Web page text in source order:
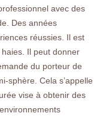
avec des
Des années
réussies. Il est
Il peut donner
du porteur de
sphère. Cela s’appelle
vise à obtenir des